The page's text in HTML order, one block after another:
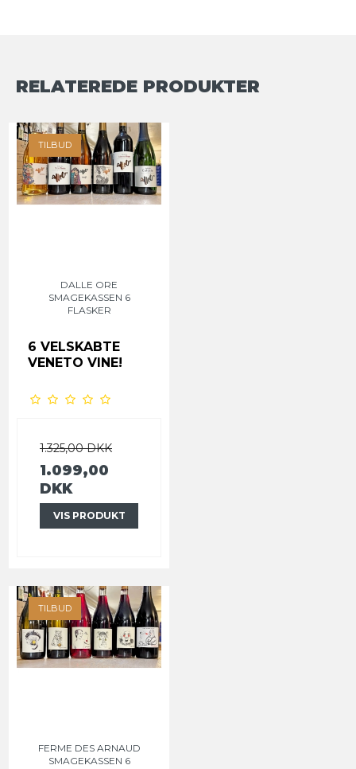
RELATEREDE PRODUKTER
TILBUD
DALLE ORE
SMAGEKASSEN 6
FLASKER
6 VELSKABTE
VENETO VINE!
1.325,00 DKK
1.099,00
DKK
VIS PRODUKT
TILBUD
FERME DES ARNAUD
SMAGEKASSEN 6